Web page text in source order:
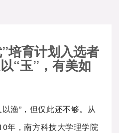
培育计划入选者
“玉”，有美如
渔”，但仅此还不够。从
年，南方科技大学理学院